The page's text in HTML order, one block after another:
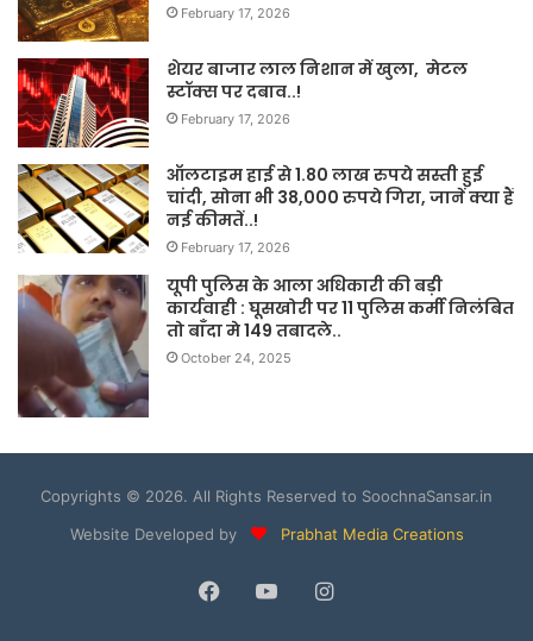
February 17, 2026
शेयर बाजार लाल निशान में खुला, मेटल
स्टॉक्स पर दबाव..!
February 17, 2026
ऑलटाइम हाई से 1.80 लाख रुपये सस्ती हुई
चांदी, सोना भी 38,000 रुपये गिरा, जानें क्या हैं
नई कीमतें..!
February 17, 2026
यूपी पुलिस के आला अधिकारी की बड़ी
कार्यवाही : घूसखोरी पर 11 पुलिस कर्मी निलंबित
तो बाँदा मे 149 तबादले..
October 24, 2025
Copyrights © 2026. All Rights Reserved to SoochnaSansar.in
Website Developed by
Prabhat Media Creations
Facebook
YouTubeInstagram